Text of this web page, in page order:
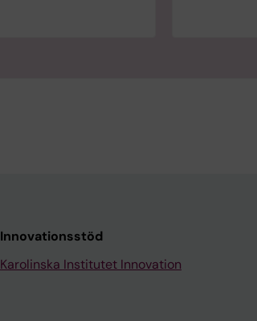
Innovationsstöd
Karolinska Institutet Innovation